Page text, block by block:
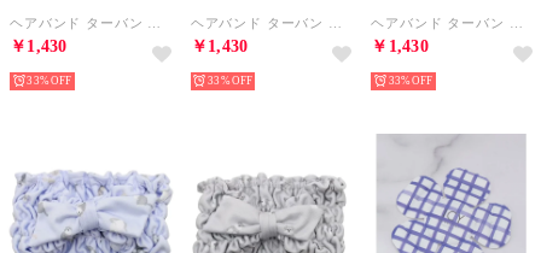
￥1,430
33%
￥1,430
33%
￥1,430
33%